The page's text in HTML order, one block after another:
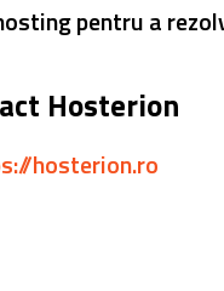
pentru a
Hosterion
hosterion.ro